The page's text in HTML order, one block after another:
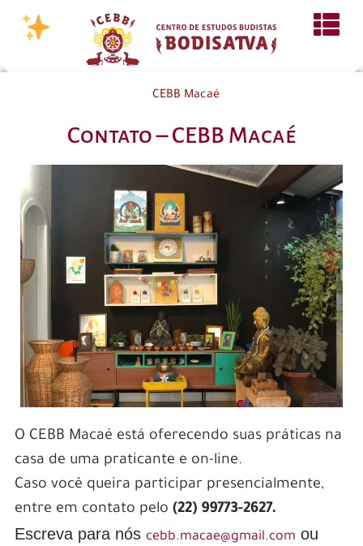
CEBB Macaé
Contato – CEBB Macaé
O CEBB Macaé está oferecendo suas práticas na
casa de uma praticante e on-line.
Caso você queira participar presencialmente,
entre em contato pelo (22) 99773-2627.
Escreva para nós cebb.macae@gmail.com ou